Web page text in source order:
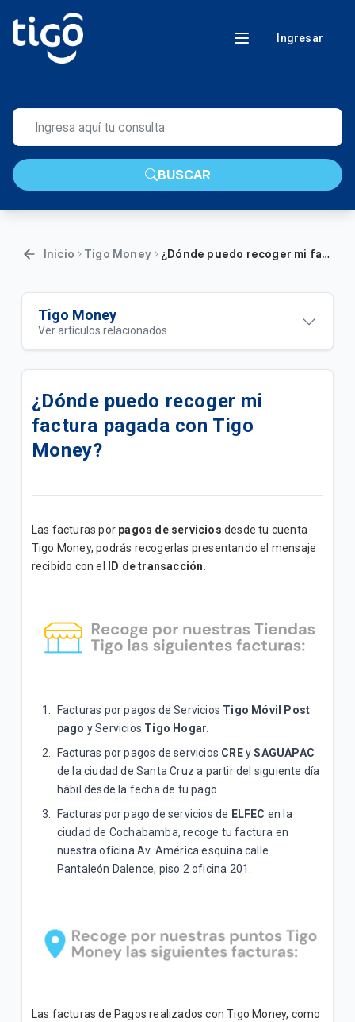
Ingresar
BUSCAR
Inicio Tigo Money ¿Dónde puedo recoger mi factura pagada con Tigo Money?
Tigo Money
Ver artículos relacionados
Toda la información que debes saber sobre tu
Conoce cómo crear tu PIN desde la app Tigo
Money
Money y sin comisiones
Conéctate con Tigo Money desde nuestras
plataformas
¿Cómo cambio mi nivel transaccional en Tigo
¿Cómo descargo la App Tigo Money?
¿Por qué mi cuenta Tigo Money está inhabilitada?
¿Cómo solicitar el dinero de una cuenta Tigo
Money, en caso de fallecimiento del titular?
¿Dónde puedo recoger mi
factura pagada con Tigo
Money?
Las facturas por pagos de servicios desde tu cuenta
Tigo Money, podrás recogerlas presentando el mensaje
recibido con el
ID de transacción.
Facturas por pagos de Servicios Tigo Móvil Post
pago y Servicios Tigo Hogar.
Facturas por pagos de servicios CREySAGUAPAC
de la ciudad de Santa Cruz a partir del siguiente día
hábil desde la fecha de tu pago.
Facturas por pago de servicios de ELFEC en la
ciudad de Cochabamba, recoge tu factura en
nuestra oficina Av. América esquina calle
Pantaleón Dalence, piso 2 oficina 201.
Las facturas de Pagos realizados con Tigo Money, como